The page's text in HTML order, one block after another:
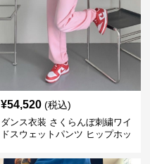
¥54,520 (税込)
ダンス衣装 さくらんぼ刺繍ワイ
ドスウェットパンツ ヒップホッ